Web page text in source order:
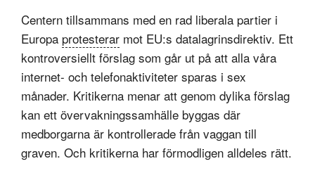
Centern tillsammans med en rad liberala partier i
Europa protesterar mot EU:s datalagrinsdirektiv. Ett
kontroversiellt förslag som går ut på att alla våra
internet- och telefonaktiviteter sparas i sex
månader. Kritikerna menar att genom dylika förslag
kan ett övervakningssamhälle byggas där
medborgarna är kontrollerade från vaggan till
graven. Och kritikerna har förmodligen alldeles rätt.